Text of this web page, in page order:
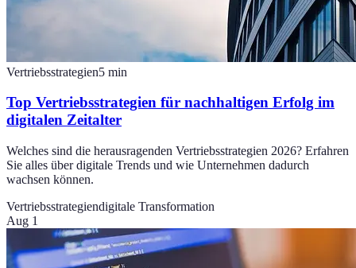
Vertriebsstrategien5 min
Top Vertriebsstrategien für nachhaltigen Erfolg im
digitalen Zeitalter
Welches sind die herausragenden Vertriebsstrategien 2026? Erfahren
Sie alles über digitale Trends und wie Unternehmen dadurch
wachsen können.
Vertriebsstrategiendigitale Transformation
Aug 1